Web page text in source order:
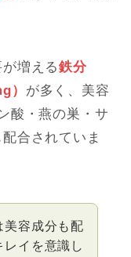
増える鉄分
） が多く、美容
酸・燕の巣・サ
合されていま
美容成分も配
イを意識し